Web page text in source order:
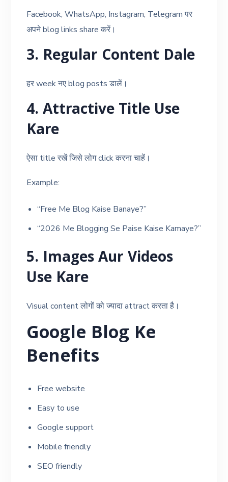
Facebook, WhatsApp, Instagram, Telegram पर
अपने blog links share करें।
3. Regular Content Dale
हर week नए blog posts डालें।
4. Attractive Title Use
Kare
ऐसा title रखें जिसे लोग click करना चाहें।
Example:
“Free Me Blog Kaise Banaye?”
“2026 Me Blogging Se Paise Kaise Kamaye?”
5. Images Aur Videos
Use Kare
Visual content लोगों को ज्यादा attract करता है।
Google Blog Ke
Benefits
Free website
Easy to use
Google support
Mobile friendly
SEO friendly